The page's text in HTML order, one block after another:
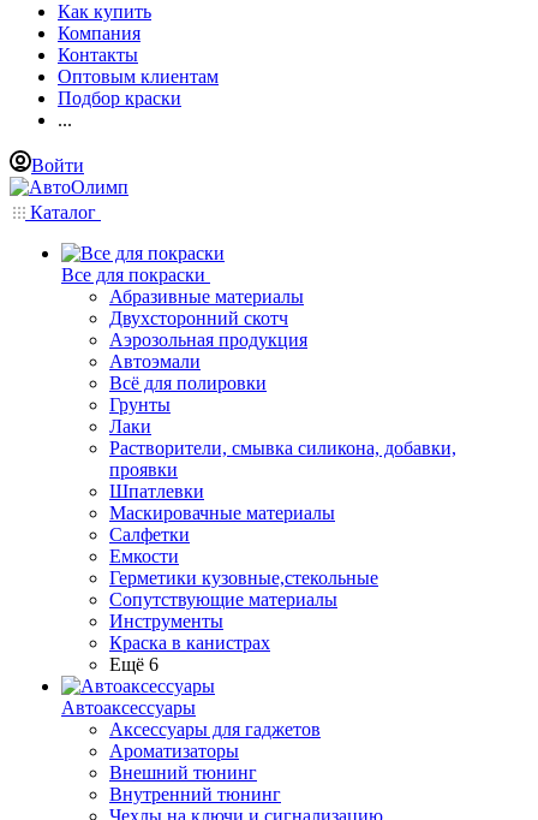
Как купить
Компания
Контакты
Оптовым клиентам
Подбор краски
...
Войти
Каталог
Все для покраски
Абразивные материалы
Двухсторонний скотч
Аэрозольная продукция
Автоэмали
Всё для полировки
Грунты
Лаки
Растворители, смывка силикона, добавки,
проявки
Шпатлевки
Маскировачные материалы
Салфетки
Емкости
Герметики кузовные,стекольные
Сопутствующие материалы
Инструменты
Краска в канистрах
Ещё 6
Автоаксессуары
Аксессуары для гаджетов
Ароматизаторы
Внешний тюнинг
Внутренний тюнинг
Чехлы на ключи и сигнализацию